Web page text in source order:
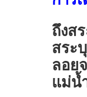
ถึงส
สระ
ลอย
แม่น้